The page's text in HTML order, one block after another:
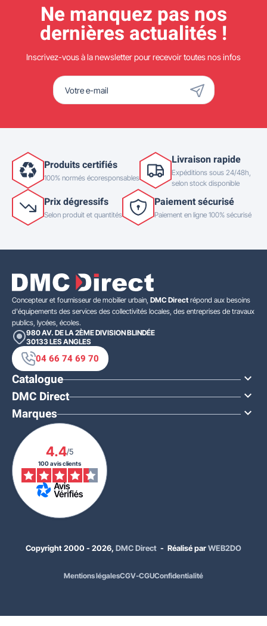
Ne manquez pas nos
dernières actualités !
Inscrivez-vous à la newsletter pour recevoir toutes nos infos
Produits certifiés
100% normés écoresponsables
Livraison rapide
Expéditions sous 24/48h,
selon stock disponible
Prix dégressifs
Selon produit et quantités
Paiement sécurisé
Paiement en ligne 100% sécurisé
Concepteur et fournisseur de mobilier urbain, DMC Direct répond aux besoins
d'équipements des services des collectivités locales, des entreprises de travaux
publics, lycées, écoles.
980 AV. DE LA 2ÈME DIVISION BLINDÉE
30133 LES ANGLES
04 66 74 69 70
Catalogue 
DMC Direct 
Marques 
4.4/5
100 avis clients
Copyright 2000 - 2026, DMC Direct - Réalisé parWEB2DO
Mentions légalesCGV-CGUConfidentialité